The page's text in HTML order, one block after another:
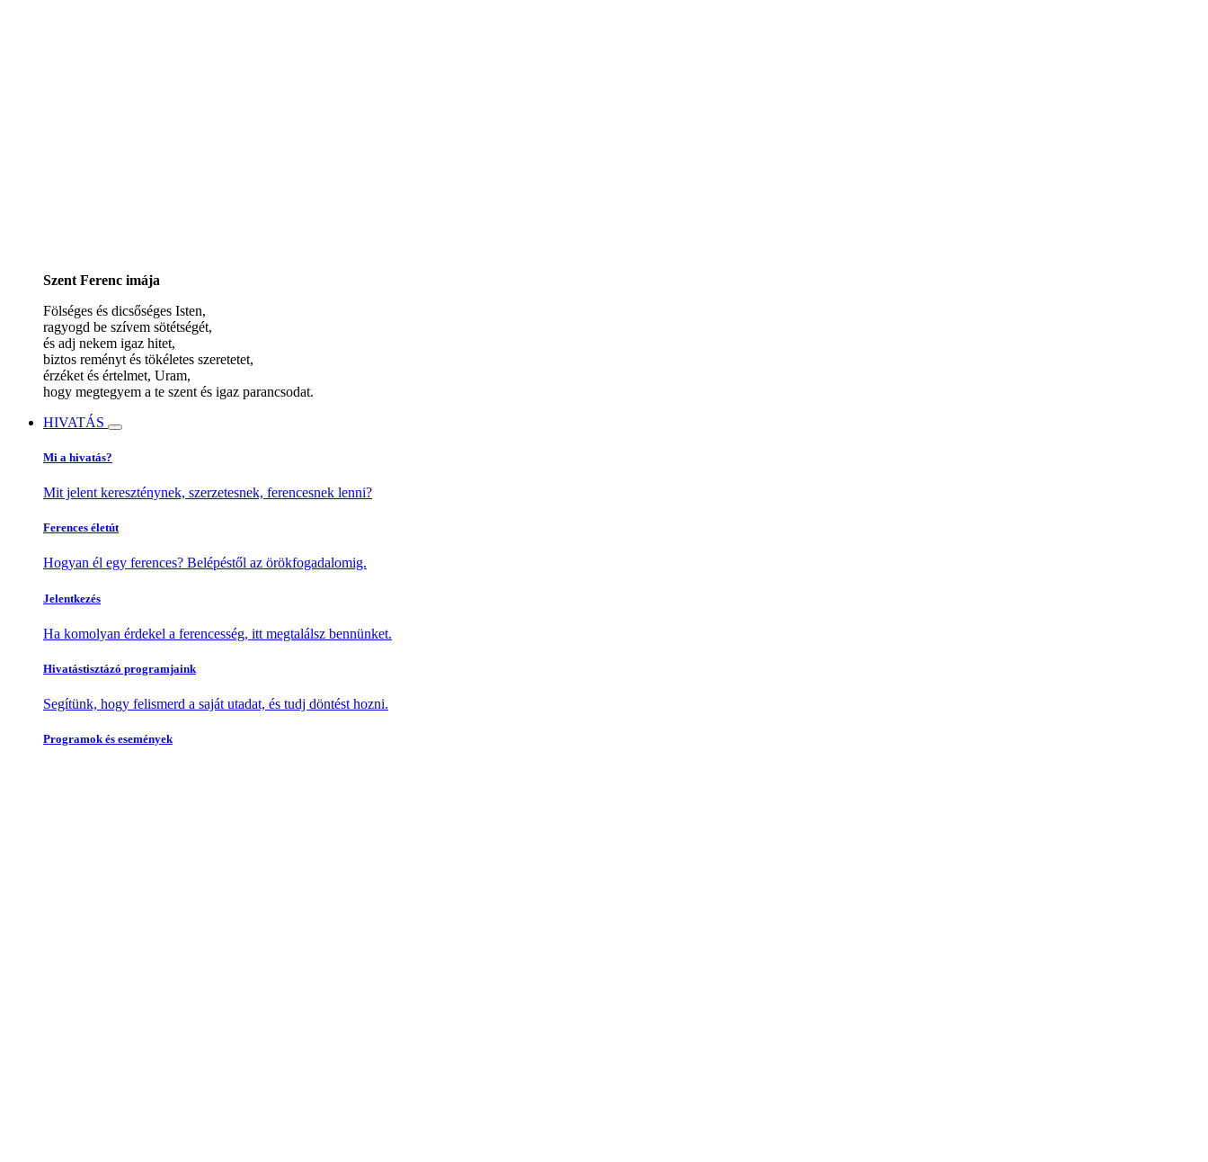
Szent Ferenc imája
Fölséges és dicsőséges Isten,
ragyogd be szívem sötétségét,
és adj nekem igaz hitet,
biztos reményt és tökéletes szeretetet,
érzéket és értelmet, Uram,
hogy megtegyem a te szent és igaz parancsodat.
HIVATÁS
Mi a hivatás?
Mit jelent kereszténynek, szerzetesnek, ferencesnek lenni?
Ferences életút
Hogyan él egy ferences? Belépéstől az örökfogadalomig.
Jelentkezés
Ha komolyan érdekel a ferencesség, itt megtalálsz bennünket.
Hivatástisztázó programjaink
Segítünk, hogy felismerd a saját utadat, és tudj döntést hozni.
Programok és események